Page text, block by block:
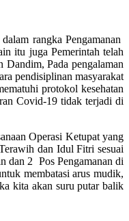
rangka Pengamanan
itu juga Pemerintah telah
Pada pengalaman
pendisiplinan masyarakat
protokol kesehatan
Covid-19 tidak terjadi di
Operasi Ketupat yang
dan Idul Fitri sesuai
dan 2 Pos Pengamanan di
membatasi arus mudik,
kita akan suru putar balik